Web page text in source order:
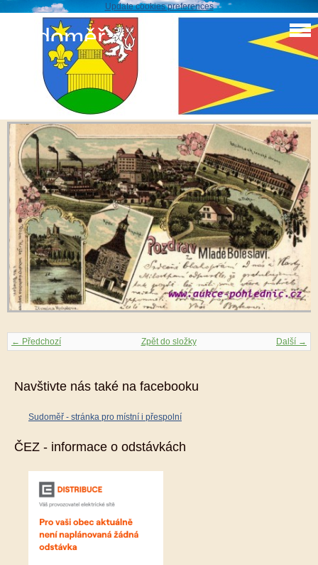
Update cookies preferences
Sudoměř
Staré pohledy
Mladá Boleslav2
← Předchozí Další →
Zpět do složky
Navštivte nás také na facebooku
Sudoměř - stránka pro místní i přespolní
ČEZ - informace o odstávkách